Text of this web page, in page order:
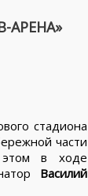
АРЕНА»
стадиона
части
в ходе
Василий